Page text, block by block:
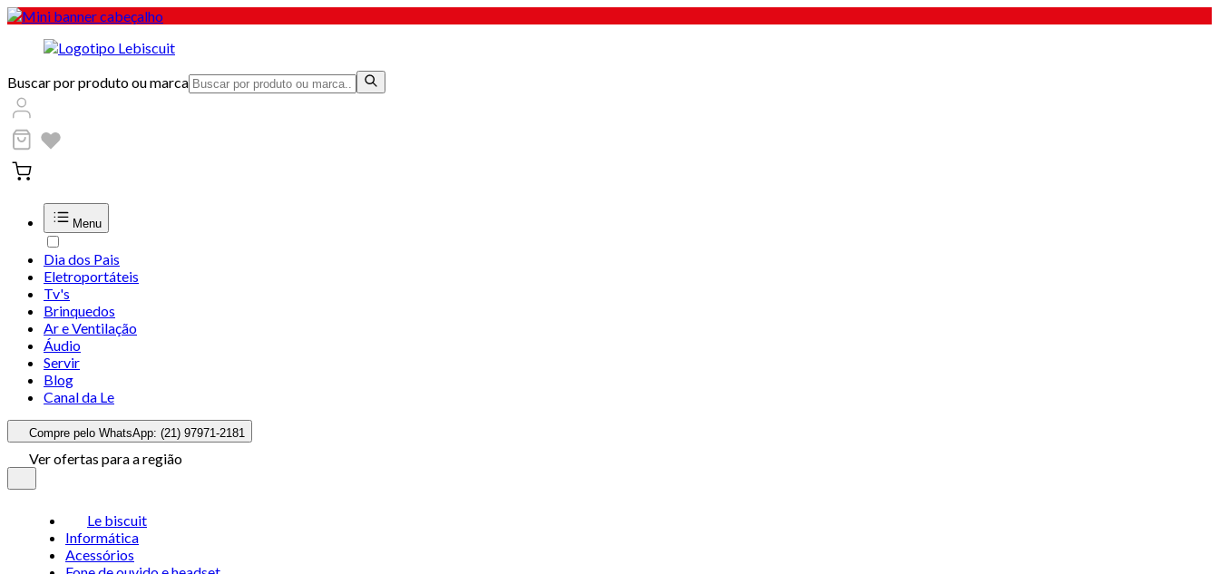
Buscar por produto ou marca
Menu
Dia dos Pais
Eletroportáteis
Tv's
Brinquedos
Ar e Ventilação
Áudio
Servir
Blog
Canal da Le
Compre pelo WhatsApp: (21) 97971-2181
Ver ofertas para a região
Le biscuit
Informática
Acessórios